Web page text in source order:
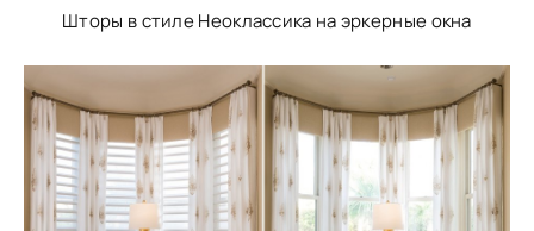
Шторы в стиле Неоклассика на эркерные окна